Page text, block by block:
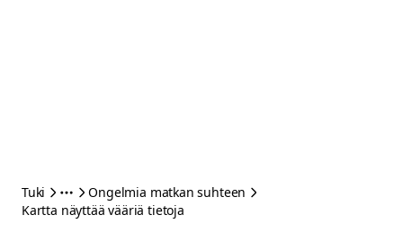
Tuki
Ongelmia matkan suhteen
Kartta näyttää vääriä tietoja